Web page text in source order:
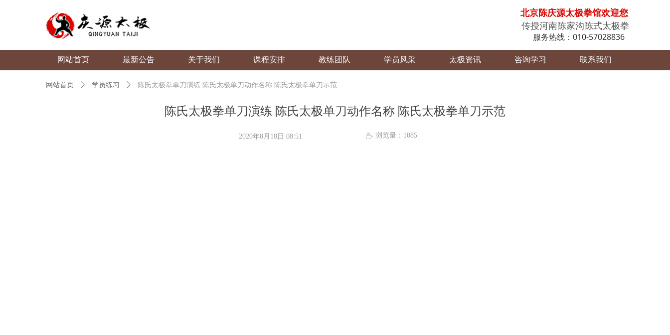
服务热线：010-57028836
传授河南陈家沟陈式太极拳
网站首页 最新公告 关于我们 课程安排 教练团队 学员风采 太极资讯 咨询学习 联系我们
北京陈庆源太极拳馆欢迎您
陈氏太极拳单刀演练 陈氏太极单刀动作名称 陈氏太极拳单刀示范
网站首页 ꄲ 学员练习 ꄲ 陈氏太极拳单刀演练 陈氏太极单刀动作名称 陈氏太极拳单刀示范
2020年8月18日 08:51 ꄘ 浏览量： 1085